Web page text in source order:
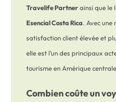
Travelife Partnerainsi que le
Esencial Costa Rica. Avec une
satisfaction client élevée et
elle est l’un des principaux
tourisme en Amérique
Combien coûte un